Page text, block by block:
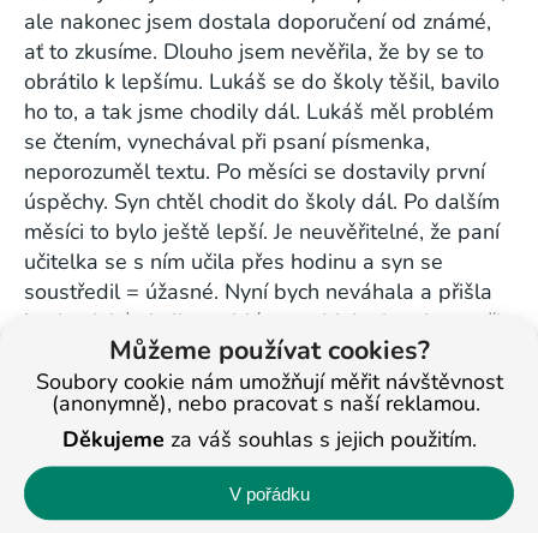
Můžeme používat cookies?
Soubory cookie nám umožňují měřit návštěvnost
(anonymně), nebo pracovat s naší reklamou.
Děkujeme za váš souhlas s jejich použitím.
V pořádku
ale nakonec jsem dostala doporučení od známé,
ať to zkusíme. Dlouho jsem nevěřila, že by se to
obrátilo k lepšímu. Lukáš se do školy těšil, bavilo
ho to, a tak jsme chodily dál. Lukáš měl problém
se čtením, vynechával při psaní písmenka,
neporozuměl textu. Po měsíci se dostavily první
úspěchy. Syn chtěl chodit do školy dál. Po dalším
měsíci to bylo ještě lepší. Je neuvěřitelné, že paní
učitelka se s ním učila přes hodinu a syn se
soustředil = úžasné. Nyní bych neváhala a přišla
bych s jakýmkoliv problémem. Mohu jen doporučit,
pokud chcete, aby se děti netrápily. Vřelé díky
všem lidem v BASICu. Děkuji Kratochvílová
< Na všechny články